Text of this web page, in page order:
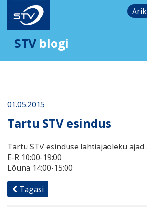
STV blogi
01.05.2015
Tartu STV esindus
Tartu STV esinduse lahtiajaoleku ajad
E-R 10:00-19:00
Lõuna 14:00-15:00
Tagasi